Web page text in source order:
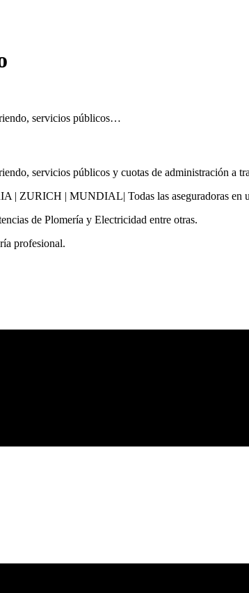
servicios públicos…
servicios públicos y cuotas de administración a
| ZURICH | MUNDIAL| Todas las aseguradoras en
de Plomería y Electricidad entre otras.
profesional.